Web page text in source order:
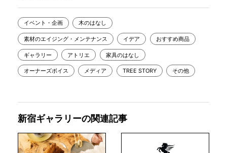
イベント・企画 木のはなし
素材のエイジング・メンテナンス イデア おすすめ商品
ギャラリー アトリエ 家具のはなし
オーナーズボイス メディア TREE STORY その他
新宿ギャラリーの関連記事